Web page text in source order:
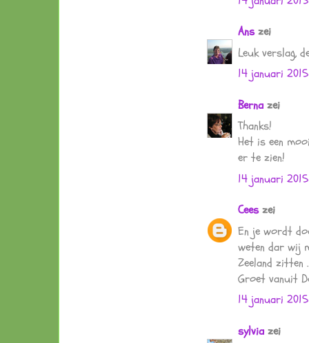
Anszei
Leuk verslag,
14 januari
Berna zei
Thanks!
Het is een
er te zien!
14 januari
Ceeszei
En je wordt
weten dar wij
Zeeland zitten .
Groet vanuit
14 januari
sylvia zei